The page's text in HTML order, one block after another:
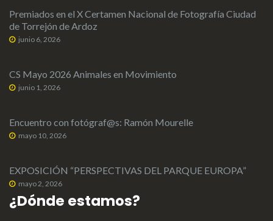
Premiados en el X Certamen Nacional de Fotografía Ciudad
de Torrejón de Ardoz
junio 6, 2026
CS Mayo 2026 Animales en Movimiento
junio 1, 2026
Encuentro con fotógraf@s: Ramón Mourelle
mayo 10, 2026
EXPOSICIÓN “PERSPECTIVAS DEL PARQUE EUROPA”
mayo 2, 2026
¿Dónde estamos?